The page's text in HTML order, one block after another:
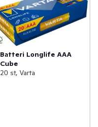
Batteri Longlife AAA
Cube
20 st, Varta